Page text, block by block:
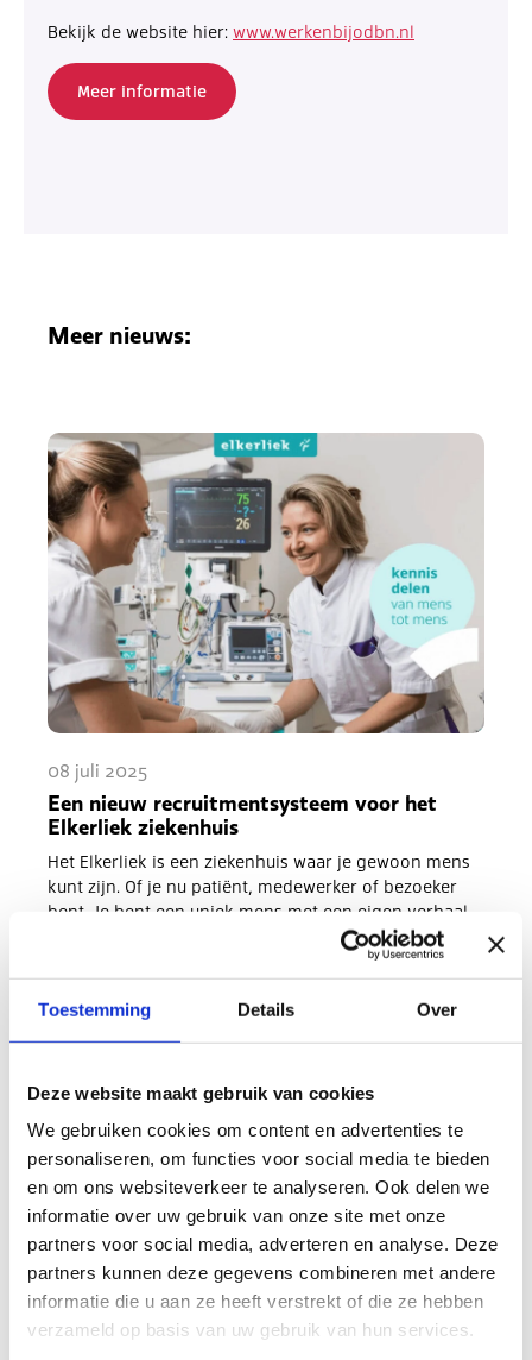
Toestemming Details Over
Deze website maakt gebruik van cookies
We gebruiken cookies om content en advertenties te
personaliseren, om functies voor social media te bieden
en om ons websiteverkeer te analyseren. Ook delen we
informatie over uw gebruik van onze site met onze
partners voor social media, adverteren en analyse. Deze
partners kunnen deze gegevens combineren met andere
informatie die u aan ze heeft verstrekt of die ze hebben
verzameld op basis van uw gebruik van hun services.
Bekijk de website hier: www.werkenbijodbn.nl
Meer informatie
Meer nieuws:
08 juli 2025
Een nieuw recruitmentsysteem voor het
Elkerliek ziekenhuis
Het Elkerliek is een ziekenhuis waar je gewoon mens
kunt zijn. Of je nu patiënt, medewerker of bezoeker
bent. Je bent een uniek mens met een eigen verhaal.
Met de vernieuwde werken-bij website laten…
Meer informatie